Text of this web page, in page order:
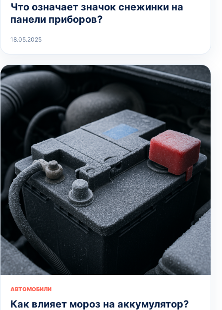
Что означает значок снежинки на
панели приборов?
18.05.2025
АВТОМОБИЛИ
Как влияет мороз на аккумулятор?